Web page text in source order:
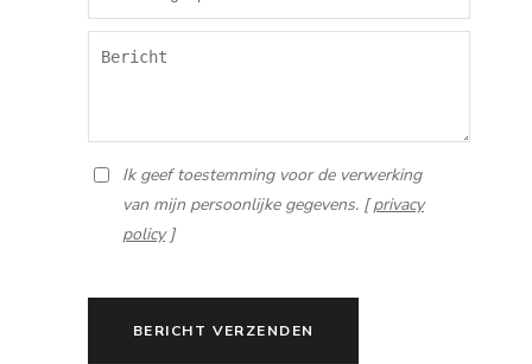
Ik geef toestemming voor de verwerking
van mijn persoonlijke gegevens. [privacy
policy]
BERICHT VERZENDEN